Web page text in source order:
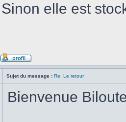
Sinon elle est
Sujet du message : Re: Le retour
Bienvenue